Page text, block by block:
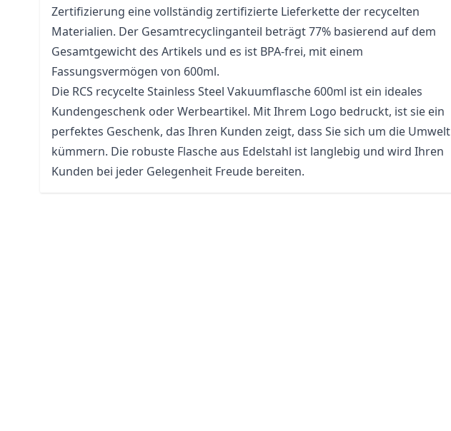
Zertifizierung eine vollständig zertifizierte Lieferkette der recycelten
Materialien. Der Gesamtrecyclinganteil beträgt 77% basierend auf dem
Gesamtgewicht des Artikels und es ist BPA-frei, mit einem
Fassungsvermögen von 600ml.
Die RCS recycelte Stainless Steel Vakuumflasche 600ml ist ein ideales
Kundengeschenk oder Werbeartikel. Mit Ihrem Logo bedruckt, ist sie ein
perfektes Geschenk, das Ihren Kunden zeigt, dass Sie sich um die Umwelt
kümmern. Die robuste Flasche aus Edelstahl ist langlebig und wird Ihren
Kunden bei jeder Gelegenheit Freude bereiten.